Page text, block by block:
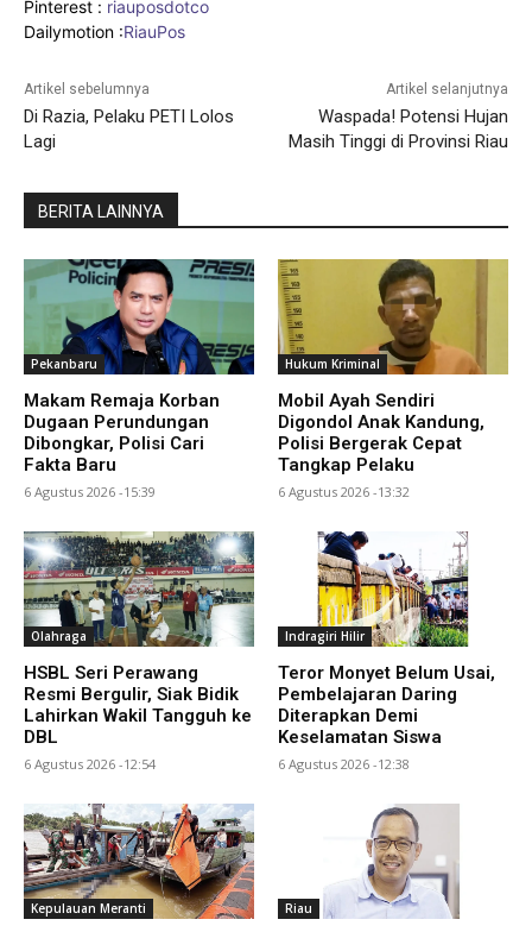
Pinterest : riauposdotco
Dailymotion :RiauPos
Artikel sebelumnya
Di Razia, Pelaku PETI Lolos
Lagi
Artikel selanjutnya
Waspada! Potensi Hujan
Masih Tinggi di Provinsi Riau
BERITA LAINNYA
Pekanbaru
Makam Remaja Korban
Dugaan Perundungan
Dibongkar, Polisi Cari
Fakta Baru
6 Agustus 2026 -15:39
Hukum Kriminal
Mobil Ayah Sendiri
Digondol Anak Kandung,
Polisi Bergerak Cepat
Tangkap Pelaku
6 Agustus 2026 -13:32
Olahraga
HSBL Seri Perawang
Resmi Bergulir, Siak Bidik
Lahirkan Wakil Tangguh ke
DBL
6 Agustus 2026 -12:54
Indragiri Hilir
Teror Monyet Belum Usai,
Pembelajaran Daring
Diterapkan Demi
Keselamatan Siswa
6 Agustus 2026 -12:38
Kepulauan Meranti Riau